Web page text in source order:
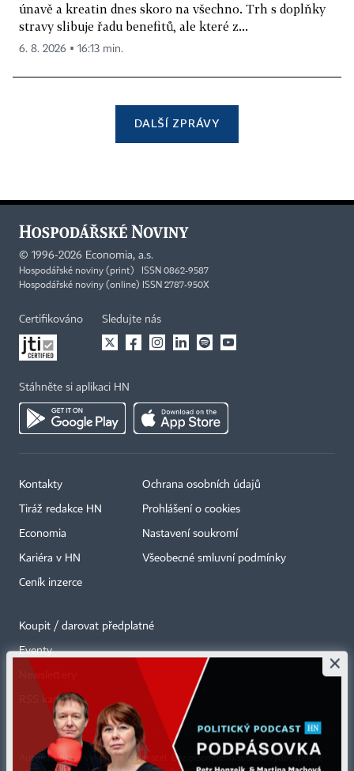
únavě a kreatin dnes skoro na všechno. Trh s doplňky
stravy slibuje řadu benefitů, ale které z...
6. 8. 2026 ▪ 16:13 min.
DALŠÍ ZPRÁVY
© 1996-2026 Economia, a.s.
Hospodářské noviny (print) ISSN 0862-9587
Hospodářské noviny (online) ISSN 2787-950X
Certifikováno Sledujte nás
Stáhněte si aplikaci HN
Kontakty
Tiráž redakce HN
Economia
Kariéra v HN
Ceník inzerce
Ochrana osobních údajů
Prohlášení o cookies
Nastavení soukromí
Všeobecné smluvní podmínky
Koupit / darovat předplatné
Eventy
Newslettery
RSS kanály
Autorská práva vykonává vydavatel. Bez písemného svolení vydavatele je
×